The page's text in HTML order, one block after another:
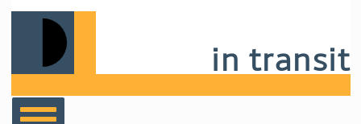
Skip
navigation
in transit